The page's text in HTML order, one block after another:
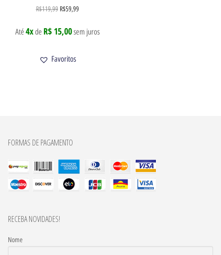
R$119,99 R$59,99
Até 4xde R$ 15,00sem juros
Favoritos
FORMAS DE PAGAMENTO
RECEBA NOVIDADES!
Nome